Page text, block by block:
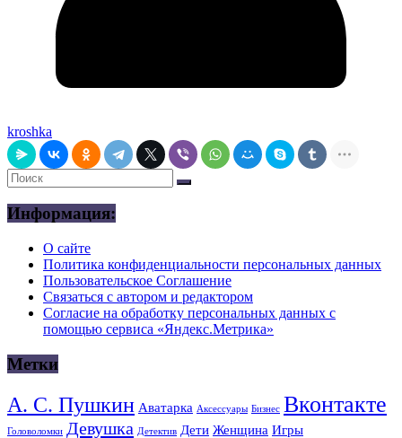
kroshka
Информация:
О сайте
Политика конфиденциальности персональных данных
Пользовательское Соглашение
Связаться с автором и редактором
Согласие на обработку персональных данных с
помощью сервиса «Яндекс.Метрика»
Метки
А. С. Пушкин Аватарка Аксессуары Бизнес Вконтакте
Головоломки Девушка Детектив Дети Женщина Игры